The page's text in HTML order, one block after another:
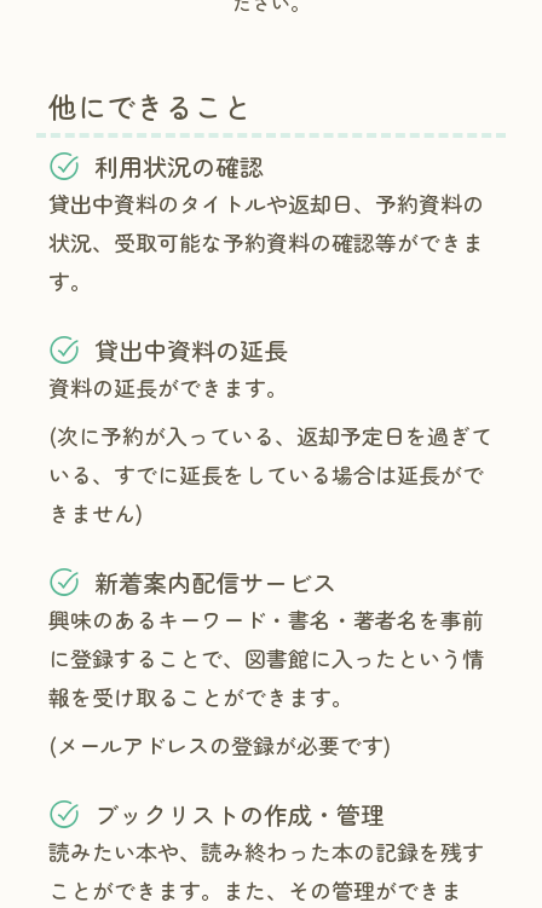
他にできること
利用状況の確認
貸出中資料のタイトルや返却日、予約資料の
状況、受取可能な予約資料の確認等ができま
す。
貸出中資料の延長
資料の延長ができます。
(次に予約が入っている、返却予定日を過ぎて
いる、すでに延長をしている場合は延長がで
きません)
新着案内配信サービス
興味のあるキーワード・書名・著者名を事前
に登録することで、図書館に入ったという情
報を受け取ることができます。
(メールアドレスの登録が必要です)
ブックリストの作成・管理
読みたい本や、読み終わった本の記録を残す
ことができます。また、その管理ができま